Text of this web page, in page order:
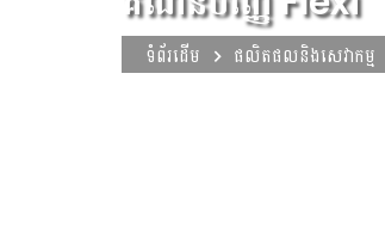
ទំព័រដើម ផលិតផល​និងសេវាកម្ម